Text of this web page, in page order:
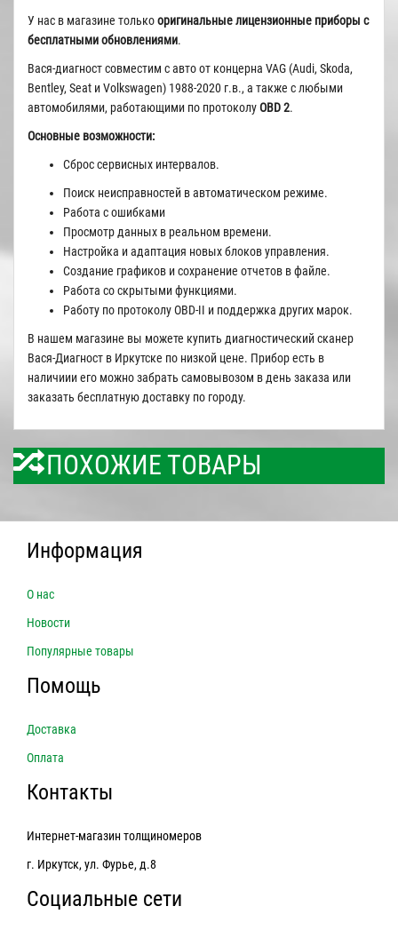
У нас в магазине толькооригинальные лицензионные приборы с
бесплатными обновлениями.
Вася-диагност совместим с авто от концерна VAG (Audi, Skoda,
Bentley, Seat и Volkswagen) 1988-2020 г.в., а также с любыми
автомобилями, работающими по протоколуOBD 2.
Основные возможности:
Сброс сервисных интервалов.
Поиск неисправностей в автоматическом режиме.
Работа с ошибками
Просмотр данных в реальном времени.
Настройка и адаптация новых блоков управления.
Создание графиков и сохранение отчетов в файле.
Работа со скрытыми функциями.
Работу по протоколу OBD-II и поддержка других марок.
В нашем магазине вы можете купить диагностический сканер
Вася-Диагност в Иркутске по низкой цене. Прибор есть в
наличиии его можно забрать самовывозом в день заказа или
заказать бесплатную доставку по городу.
ПОХОЖИЕ ТОВАРЫ
Информация
О нас
Новости
Популярные товары
Помощь
Доставка
Оплата
Контакты
Интернет-магазин толщиномеров
г. Иркутск, ул. Фурье, д.8
Социальные сети